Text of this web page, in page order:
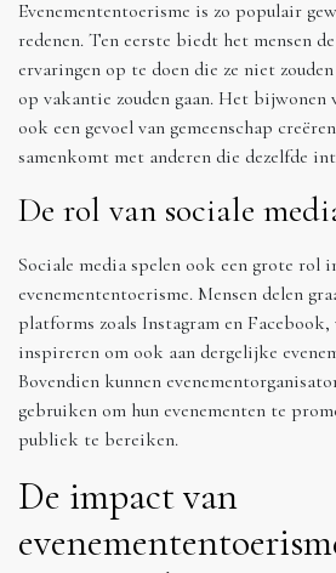
Evenemententoerisme is zo populair
redenen. Ten eerste biedt het mensen
ervaringen op te doen die ze niet
op vakantie zouden gaan. Het bijwonen
ook een gevoel van gemeenschap
samenkomt met anderen die dezelfde
De rol van sociale
Sociale media spelen ook een grote rol
evenemententoerisme. Mensen delen
platforms zoals Instagram en
inspireren om ook aan dergelijke
Bovendien kunnen
gebruiken om hun evenementen te
publiek te bereiken.
De impact van